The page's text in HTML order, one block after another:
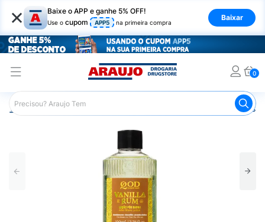
× Baixe o APP e ganhe 5% OFF!
Use o cupom APP5 na primeira compra
Baixar
0
Araujo Higiene Pessoal Pós